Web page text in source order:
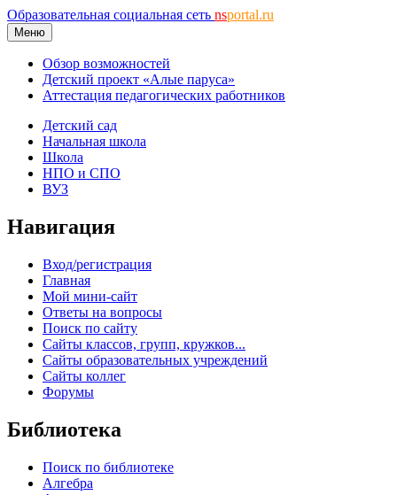
Образовательная социальная сеть nsportal.ru
Меню
Обзор возможностей
Детский проект «Алые паруса»
Аттестация педагогических работников
Детский сад
Начальная школа
Школа
НПО и СПО
ВУЗ
Навигация
Вход/регистрация
Главная
Мой мини-сайт
Ответы на вопросы
Поиск по сайту
Сайты классов, групп, кружков...
Сайты образовательных учреждений
Сайты коллег
Форумы
Библиотека
Поиск по библиотеке
Алгебра